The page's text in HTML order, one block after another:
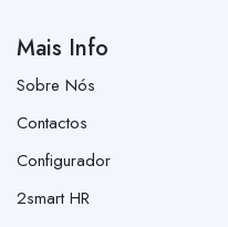
Mais Info
Sobre Nós
Contactos
Configurador
2smart HR